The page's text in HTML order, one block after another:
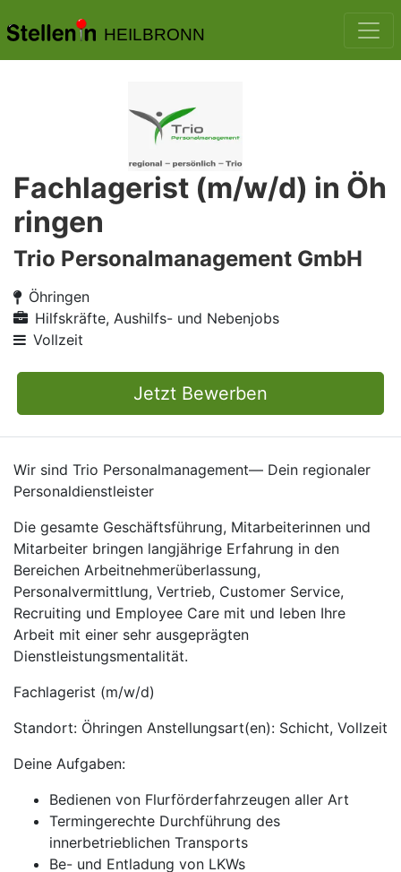
HEILBRONN
Fachlagerist (m/w/d) in Öh
ringen
Trio Personalmanagement GmbH
Öhringen
Hilfskräfte, Aushilfs- und Nebenjobs
Vollzeit
Jetzt Bewerben
Wir sind Trio Personalmanagement— Dein regionaler
Personaldienstleister
Die gesamte Geschäftsführung, Mitarbeiterinnen und
Mitarbeiter bringen langjährige Erfahrung in den
Bereichen Arbeitnehmerüberlassung,
Personalvermittlung, Vertrieb, Customer Service,
Recruiting und Employee Care mit und leben Ihre
Arbeit mit einer sehr ausgeprägten
Dienstleistungsmentalität.
Fachlagerist (m/w/d)
Standort: Öhringen Anstellungsart(en): Schicht, Vollzeit
Deine Aufgaben:
Bedienen von Flurförderfahrzeugen aller Art
Termingerechte Durchführung des
innerbetrieblichen Transports
Be- und Entladung von LKWs